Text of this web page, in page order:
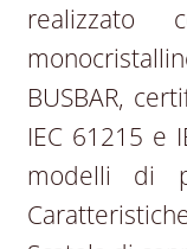
realizzato
BUSBAR,
IEC 61215 e
modelli di